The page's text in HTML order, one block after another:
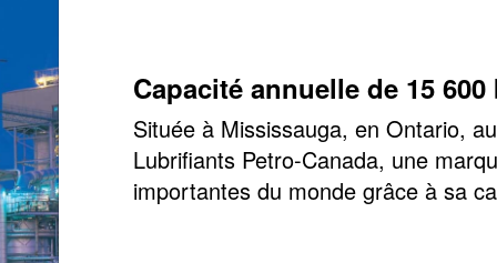
Capacité annuelle de 15
Située à Mississauga, en Ontario,
Lubrifiants Petro-Canada, une
importantes du monde grâce à sa